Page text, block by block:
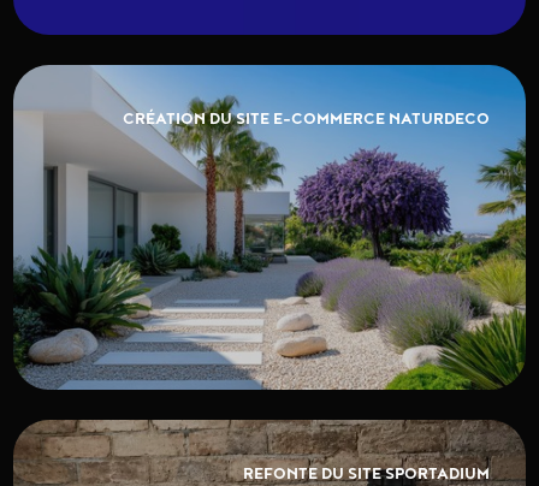
CRÉATION DU SITE E-COMMERCE NATURDECO
REFONTE DU SITE SPORTADIUM